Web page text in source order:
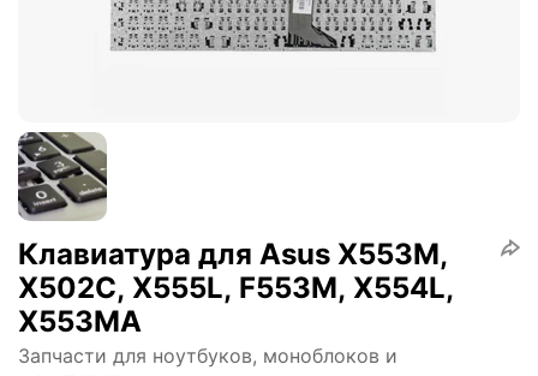
Клавиатура для Asus X553M,
X502C, X555L, F553M, X554L,
X553MA
Запчасти для ноутбуков, моноблоков и